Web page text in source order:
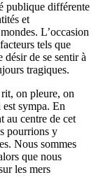
publique différente
et
L’occasion
tels que
désir de se sentir à
tragiques.
on pleure, on
est sympa. En
au centre de cet
pourrions y
Nous sommes
que nous
les mers